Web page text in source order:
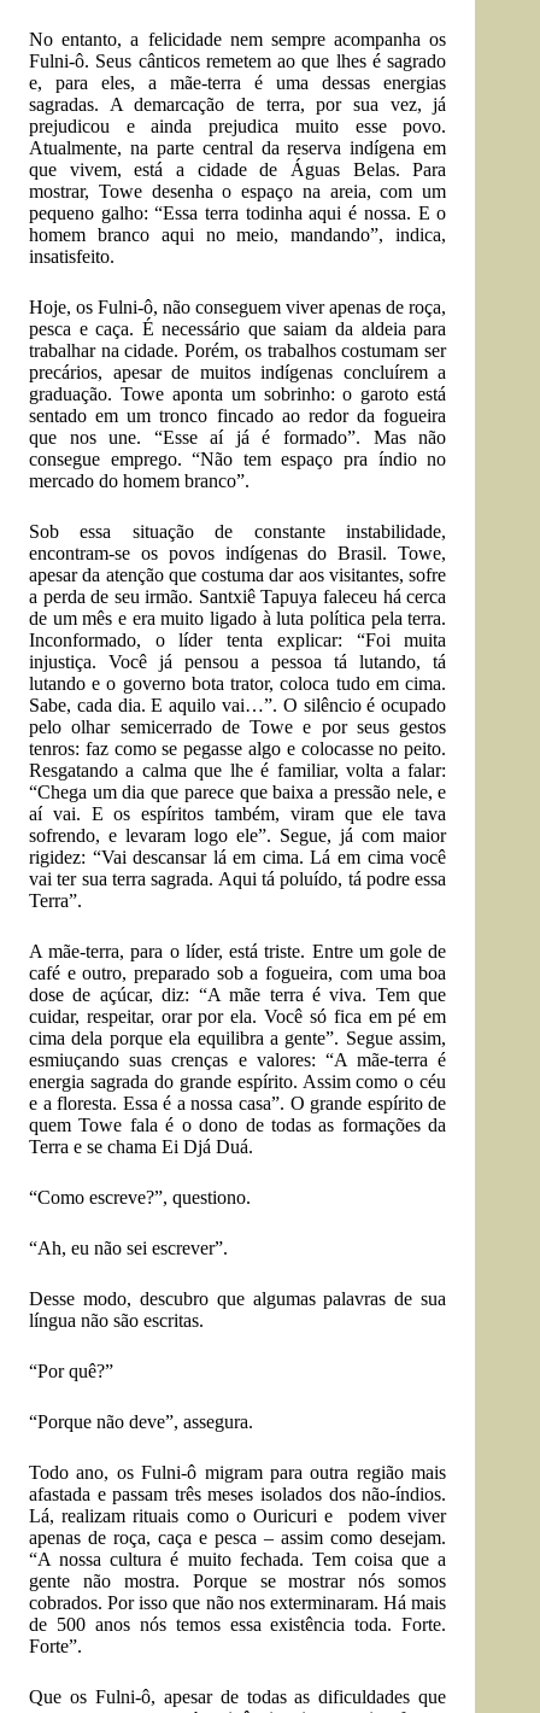
No entanto, a felicidade nem sempre acompanha os
Fulni-ô. Seus cânticos remetem ao que lhes é sagrado
e, para eles, a mãe-terra é uma dessas energias
sagradas. A demarcação de terra, por sua vez, já
prejudicou e ainda prejudica muito esse povo.
Atualmente, na parte central da reserva indígena em
que vivem, está a cidade de Águas Belas. Para
mostrar, Towe desenha o espaço na areia, com um
pequeno galho: “Essa terra todinha aqui é nossa. E o
homem branco aqui no meio, mandando”, indica,
insatisfeito.
Hoje, os Fulni-ô, não conseguem viver apenas de roça,
pesca e caça. É necessário que saiam da aldeia para
trabalhar na cidade. Porém, os trabalhos costumam ser
precários, apesar de muitos indígenas concluírem a
graduação. Towe aponta um sobrinho: o garoto está
sentado em um tronco fincado ao redor da fogueira
que nos une. “Esse aí já é formado”. Mas não
consegue emprego. “Não tem espaço pra índio no
mercado do homem branco”.
Sob essa situação de constante instabilidade,
encontram-se os povos indígenas do Brasil. Towe,
apesar da atenção que costuma dar aos visitantes, sofre
a perda de seu irmão. Santxiê Tapuya faleceu há cerca
de um mês e era muito ligado à luta política pela terra.
Inconformado, o líder tenta explicar: “Foi muita
injustiça. Você já pensou a pessoa tá lutando, tá
lutando e o governo bota trator, coloca tudo em cima.
Sabe, cada dia. E aquilo vai…”. O silêncio é ocupado
pelo olhar semicerrado de Towe e por seus gestos
tenros: faz como se pegasse algo e colocasse no peito.
Resgatando a calma que lhe é familiar, volta a falar:
“Chega um dia que parece que baixa a pressão nele, e
aí vai. E os espíritos também, viram que ele tava
sofrendo, e levaram logo ele”. Segue, já com maior
rigidez: “Vai descansar lá em cima. Lá em cima você
vai ter sua terra sagrada. Aqui tá poluído, tá podre essa
Terra”.
A mãe-terra, para o líder, está triste. Entre um gole de
café e outro, preparado sob a fogueira, com uma boa
dose de açúcar, diz: “A mãe terra é viva. Tem que
cuidar, respeitar, orar por ela. Você só fica em pé em
cima dela porque ela equilibra a gente”. Segue assim,
esmiuçando suas crenças e valores: “A mãe-terra é
energia sagrada do grande espírito. Assim como o céu
e a floresta. Essa é a nossa casa”. O grande espírito de
quem Towe fala é o dono de todas as formações da
Terra e se chama Ei Djá Duá.
“Como escreve?”, questiono.
“Ah, eu não sei escrever”.
Desse modo, descubro que algumas palavras de sua
língua não são escritas.
“Por quê?”
“Porque não deve”, assegura.
Todo ano, os Fulni-ô migram para outra região mais
afastada e passam três meses isolados dos não-índios.
Lá, realizam rituais como o Ouricuri e podem viver
apenas de roça, caça e pesca – assim como desejam.
“A nossa cultura é muito fechada. Tem coisa que a
gente não mostra. Porque se mostrar nós somos
cobrados. Por isso que não nos exterminaram. Há mais
de 500 anos nós temos essa existência toda. Forte.
Forte”.
Que os Fulni-ô, apesar de todas as dificuldades que